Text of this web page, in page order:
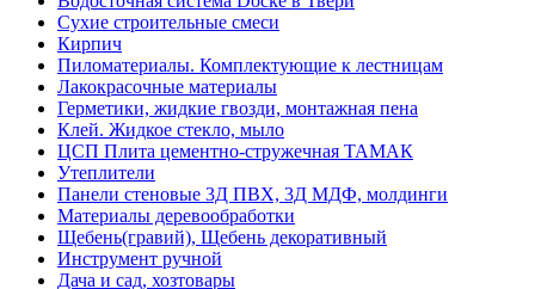
Сухие строительные смеси
Кирпич
Пиломатериалы. Комплектующие к лестницам
Лакокрасочные материалы
Герметики, жидкие гвозди, монтажная пена
Клей. Жидкое стекло, мыло
ЦСП Плита цементно-стружечная ТАМАК
Утеплители
Панели стеновые 3Д ПВХ, 3Д МДФ, молдинги
Материалы деревообработки
Щебень(гравий), Щебень декоративный
Инструмент ручной
Дача и сад, хозтовары